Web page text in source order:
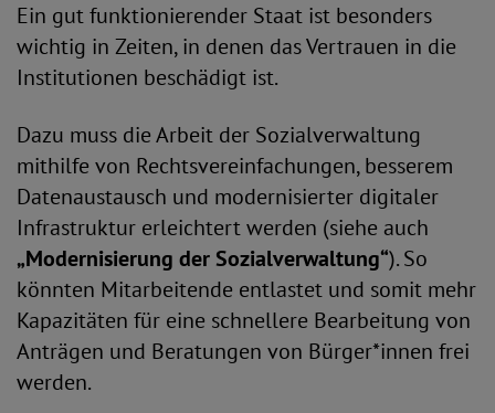
Ein gut funktionierender Staat ist besonders
wichtig in Zeiten, in denen das Vertrauen in die
Institutionen beschädigt ist.
Dazu muss die Arbeit der Sozialverwaltung
mithilfe von Rechtsvereinfachungen, besserem
Datenaustausch und modernisierter digitaler
Infrastruktur erleichtert werden (siehe auch
„Modernisierung der Sozialverwaltung“). So
könnten Mitarbeitende entlastet und somit mehr
Kapazitäten für eine schnellere Bearbeitung von
Anträgen und Beratungen von Bürger*innen frei
werden.